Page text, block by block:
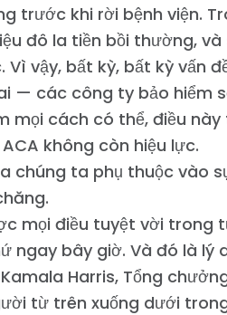
trước khi rời bệnh viện.
đô la tiền bồi thường, và
vậy, bất kỳ, bất kỳ vấn
— các công ty bảo hiểm
mọi cách có thể, điều này
không còn hiệu lực.
chúng ta phụ thuộc vào
mọi điều tuyệt vời trong
ngay bây giờ. Và đó là lý
Harris, Tổng
từ trên xuống dưới